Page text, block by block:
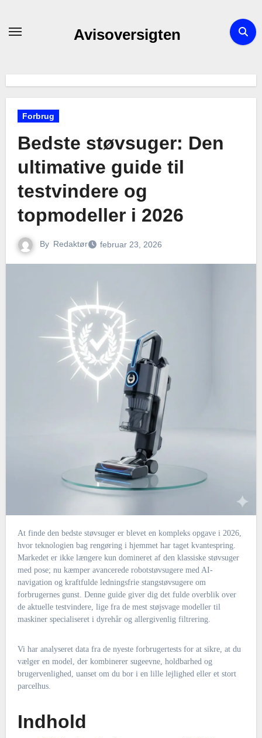
Avisoversigten
Forbrug
Bedste støvsuger: Den
ultimative guide til
testvindere og
topmodeller i 2026
By Redaktør februar 23, 2026
At finde den bedste støvsuger er blevet en kompleks opgave i 2026,
hvor teknologien bag rengøring i hjemmet har taget kvantespring.
Markedet er ikke længere kun domineret af den klassiske støvsuger
med pose; nu kæmper avancerede robotstøvsugere med AI-
navigation og kraftfulde ledningsfrie stangstøvsugere om
forbrugernes gunst. Denne guide giver dig det fulde overblik over
de aktuelle testvindere, lige fra de mest støjsvage modeller til
maskiner specialiseret i dyrehår og allergivenlig filtrering.
Vi har analyseret data fra de nyeste forbrugertests for at sikre, at du
vælger en model, der kombinerer sugeevne, holdbarhed og
brugervenlighed, uanset om du bor i en lille lejlighed eller et stort
parcelhus.
Indhold